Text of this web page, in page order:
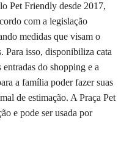
Pet Friendly desde 2017,
com a legislação
medidas que visam o
Para isso, disponibiliza cata
entradas do shopping e a
a família poder fazer suas
de estimação. A Praça Pet
e pode ser usada por